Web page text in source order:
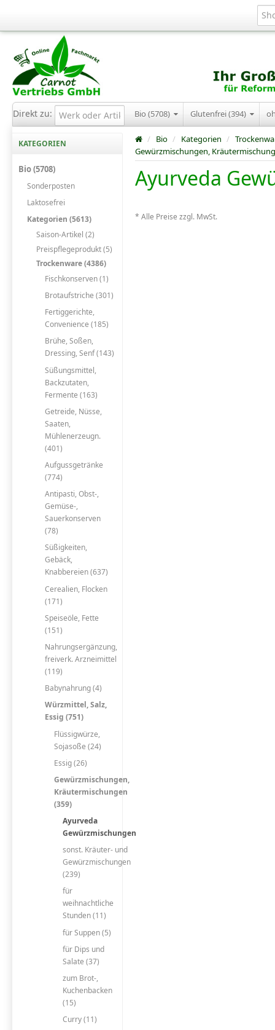
Direkt zu: Bio (5708) Glutenfrei (394)
KATEGORIEN
Bio (5708)
Sonderposten
Laktosefrei
Kategorien (5613)
Saison-Artikel (2)
Preispflegeprodukt (5)
Trockenware (4386)
Fischkonserven (1)
Brotaufstriche (301)
Fertiggerichte,
Convenience (185)
Brühe, Soßen,
Dressing, Senf (143)
Süßungsmittel,
Backzutaten,
Fermente (163)
Getreide, Nüsse,
Saaten,
Mühlenerzeugn.
(401)
Aufgussgetränke
(774)
Antipasti, Obst-,
Gemüse-,
Sauerkonserven
(78)
Süßigkeiten,
Gebäck,
Knabbereien (637)
Cerealien, Flocken
(171)
Speiseöle, Fette
(151)
Nahrungsergänzung,
freiverk. Arzneimittel
(119)
Babynahrung (4)
Würzmittel, Salz,
Essig (751)
Flüssigwürze,
Sojasoße (24)
Essig (26)
Gewürzmischungen,
Kräutermischungen
(359)
Ayurveda
Gewürzmischungen
sonst. Kräuter- und
Gewürzmischungen
(239)
für
weihnachtliche
Stunden (11)
für Suppen (5)
für Dips und
Salate (37)
zum Brot-,
Kuchenbacken
(15)
Curry (11)
/ Bio / Kategorien /
Gewürzmischungen,
Ayurveda
* Alle Preise zzgl. MwSt.